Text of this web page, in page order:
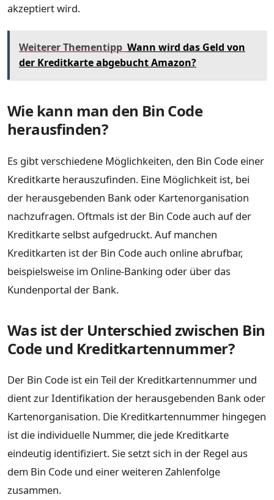
akzeptiert wird.
Weiterer Thementipp Wann wird das Geld von
der Kreditkarte abgebucht Amazon?
Wie kann man den Bin Code
herausfinden?
Es gibt verschiedene Möglichkeiten, den Bin Code einer
Kreditkarte herauszufinden. Eine Möglichkeit ist, bei
der herausgebenden Bank oder Kartenorganisation
nachzufragen. Oftmals ist der Bin Code auch auf der
Kreditkarte selbst aufgedruckt. Auf manchen
Kreditkarten ist der Bin Code auch online abrufbar,
beispielsweise im Online-Banking oder über das
Kundenportal der Bank.
Was ist der Unterschied zwischen Bin
Code und Kreditkartennummer?
Der Bin Code ist ein Teil der Kreditkartennummer und
dient zur Identifikation der herausgebenden Bank oder
Kartenorganisation. Die Kreditkartennummer hingegen
ist die individuelle Nummer, die jede Kreditkarte
eindeutig identifiziert. Sie setzt sich in der Regel aus
dem Bin Code und einer weiteren Zahlenfolge
zusammen.